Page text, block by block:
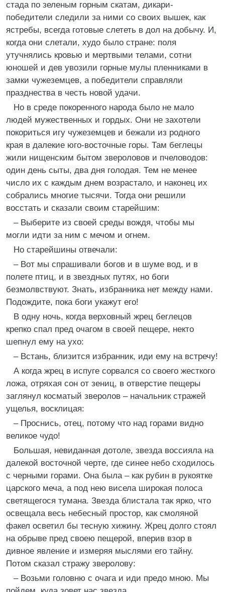
стада по зеленым горным скатам, дикари-
победители следили за ними со своих вышек, как
ястребы, всегда готовые слететь в дол на добычу. И,
когда они слетали, худо было стране: поля
утучнялись кровью и мертвыми телами, сотни
юношей и дев увозили горные мулы пленниками в
замки чужеземцев, а победители справляли
празднества в честь новой удачи.
Но в среде покоренного народа было не мало
людей мужественных и гордых. Они не захотели
покориться игу чужеземцев и бежали из родного
края в далекие юго-восточные горы. Там беглецы
жили нищенским бытом звероловов и пчеловодов:
один день сыты, два дня голодая. Тем не менее
число их с каждым днем возрастало, и наконец их
собрались многие тысячи. Тогда они решили
восстать и сказали своим старейшим:
– Выберите из своей среды вождя, чтобы мы
могли идти за ним с мечом и огнем.
Но старейшины отвечали:
– Вот мы спрашивали богов и в шуме вод, и в
полете птиц, и в звездных путях, но боги
безмолвствуют. Знать, избранника нет между нами.
Подождите, пока боги укажут его!
В одну ночь, когда верховный жрец беглецов
крепко спал пред очагом в своей пещере, некто
шепнул ему на ухо:
– Встань, близится избранник, иди ему на встречу!
А когда жрец в испуге сорвался со своего жесткого
ложа, отряхая сон от зениц, в отверстие пещеры
заглянул косматый зверолов – начальник стражей
ущелья, восклицая:
– Проснись, отец, потому что над горами видно
великое чудо!
Большая, невиданная дотоле, звезда воссияла на
далекой восточной черте, где синее небо сходилось
с черными горами. Она была – как рубин в рукоятке
царского меча, а под нею висела широкая полоса
светящегося тумана. Звезда блистала так ярко, что
освещала весь небесный простор, как смоляной
факел осветил бы тесную хижину. Жрец долго стоял
на обрыве пред своею пещерой, вперив взор в
дивное явление и измеряя мыслями его тайну.
Потом сказал стражу зверолову:
– Возьми головню с очага и иди предо мною. Мы